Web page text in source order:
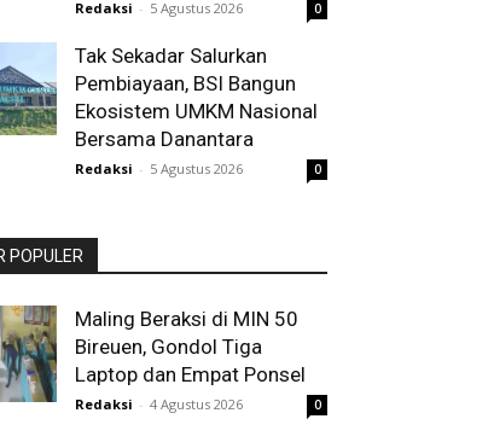
Redaksi - 5 Agustus 2026 0
Tak Sekadar Salurkan
Pembiayaan, BSI Bangun
Ekosistem UMKM Nasional
Bersama Danantara
Redaksi - 5 Agustus 2026 0
POPULER
Maling Beraksi di MIN 50
Bireuen, Gondol Tiga
Laptop dan Empat Ponsel
Redaksi - 4 Agustus 2026 0